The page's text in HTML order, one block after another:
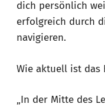
dich persönlich
erfolgreich durch
navigieren.
Wie aktuell ist das
„In der Mitte des